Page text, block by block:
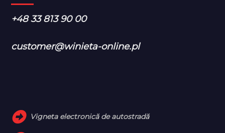
+48 33 813 90 00
customer@winieta-online.pl
Vigneta electronică de autostradă